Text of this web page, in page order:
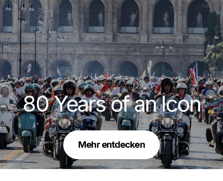
80 Years of an Icon
Mehr entdecken